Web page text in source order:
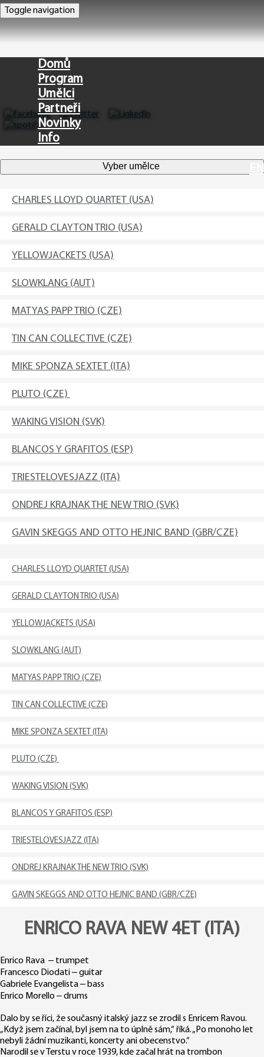
Toggle navigation
Domů
Program
Umělci
Partneři
Novinky
Info
Vyber umělce
CHARLES LLOYD QUARTET (USA)
GERALD CLAYTON TRIO (USA)
YELLOWJACKETS (USA)
SLOWKLANG (AUT)
MATYAS PAPP TRIO (CZE)
TIN CAN COLLECTIVE (CZE)
MIKE SPONZA SEXTET (ITA)
PLUTO (CZE)
WAKING VISION (SVK)
BLANCOS Y GRAFITOS (ESP)
TRIESTELOVESJAZZ (ITA)
ONDREJ KRAJNAK THE NEW TRIO (SVK)
GAVIN SKEGGS AND OTTO HEJNIC BAND (GBR/CZE)
CHARLES LLOYD QUARTET (USA)
GERALD CLAYTON TRIO (USA)
YELLOWJACKETS (USA)
SLOWKLANG (AUT)
MATYAS PAPP TRIO (CZE)
TIN CAN COLLECTIVE (CZE)
MIKE SPONZA SEXTET (ITA)
PLUTO (CZE)
WAKING VISION (SVK)
BLANCOS Y GRAFITOS (ESP)
TRIESTELOVESJAZZ (ITA)
ONDREJ KRAJNAK THE NEW TRIO (SVK)
GAVIN SKEGGS AND OTTO HEJNIC BAND (GBR/CZE)
ENRICO RAVA NEW 4ET (ITA)
Enrico Rava – trumpet
Francesco Diodati – guitar
Gabriele Evangelista – bass
Enrico Morello – drums
Dalo by se říci, že současný italský jazz se zrodil s Enricem Ravou.
„Když jsem začínal, byl jsem na to úplně sám,“ říká. „Po monoho let
nebyli žádní muzikanti, koncerty ani obecenstvo.“
Narodil se v Terstu v roce 1939, kde začal hrát na trombon